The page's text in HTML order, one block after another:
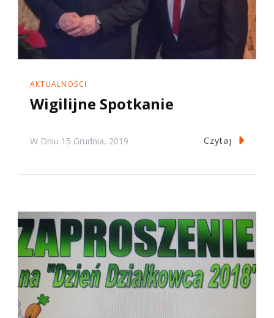
AKTUALNOŚCI
Wigilijne Spotkanie
W Dniu 15 Grudnia, 2019 Czytaj